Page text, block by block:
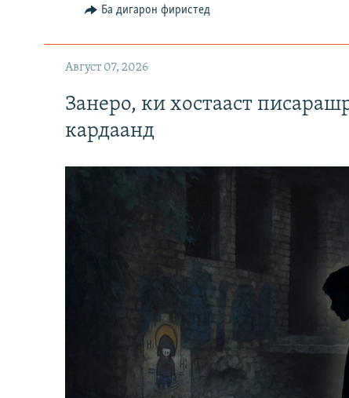
Ба дигарон фиристед
Август 07, 2026
Занеро, ки хостааст
кардаанд